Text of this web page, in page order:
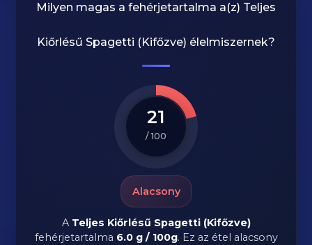
Milyen magas a fehérjetartalma a(z) Teljes
Kiőrlésű Spagetti (Kifőzve) élelmiszernek?
21
/ 100
Alacsony
A Teljes Kiőrlésű Spagetti (Kifőzve)
fehérjetartalma 6.0 g / 100g. Ez az étel alacsony